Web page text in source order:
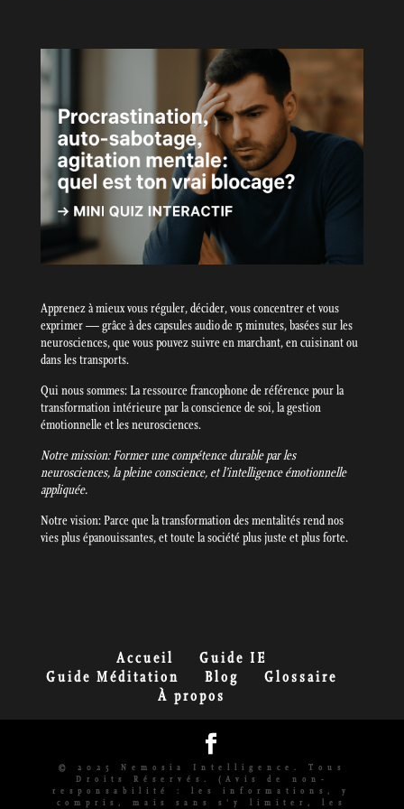
Apprenez à mieux vous réguler, décider, vous concentrer et vous
exprimer — grâce à des capsules audio de 15 minutes, basées sur les
neurosciences, que vous pouvez suivre en marchant, en cuisinant ou
dans les transports.
Qui nous sommes: La ressource francophone de référence pour la
transformation intérieure par la conscience de soi, la gestion
émotionnelle et les neurosciences.
Notre mission: Former une compétence durable par les
neurosciences, la pleine conscience, et l’intelligence émotionnelle
appliquée.
Notre vision: Parce que la transformation des mentalités rend nos
vies plus épanouissantes, et toute la société plus juste et plus forte.
Accueil
Guide IE
Guide Méditation
Blog
Glossaire
À propos
© 2025 Nemosia Intelligence. Tous
Droits Réservés. (Avis de non-
responsabilité : les informations, y
compris, mais sans s'y limiter, les